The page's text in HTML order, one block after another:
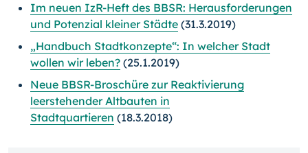
Im neuen IzR-Heft des BBSR: Herausforderungen
und Potenzial kleiner Städte (31.3.2019)
„Handbuch Stadtkonzepte“: In welcher Stadt
wollen wir leben? (25.1.2019)
Neue BBSR-Broschüre zur Reaktivierung
leerstehender Altbauten in
Stadtquartieren (18.3.2018)